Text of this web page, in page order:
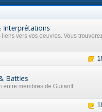
Interprétations
liens vers vos oeuvres. Vous
Battles
entre membres de Guitariff